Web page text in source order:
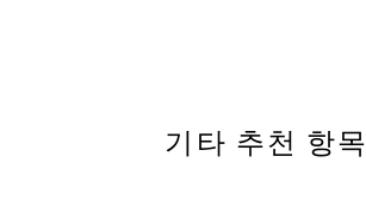
기타 추천 항목